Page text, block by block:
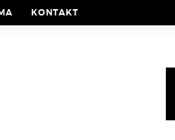
KONTAKT